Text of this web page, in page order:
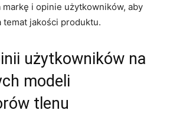
i opinie użytkowników, aby
temat jakości produktu.
użytkowników na
modeli
tlenu